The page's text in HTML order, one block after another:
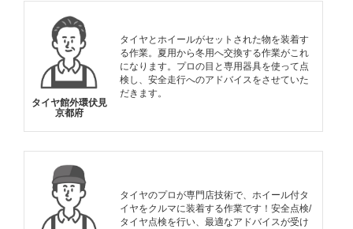
タイヤ館外環伏見
京都府
タイヤとホイールがセットされた物を装着す
る作業。夏用から冬用へ交換する作業がこれ
になります。プロの目と専用器具を使って点
検し、安全走行へのアドバイスをさせていた
だきます。
タイヤのプロが専門店技術で、ホイール付タ
イヤをクルマに装着する作業です！安全点検/
タイヤ点検を行い、最適なアドバイスが受け